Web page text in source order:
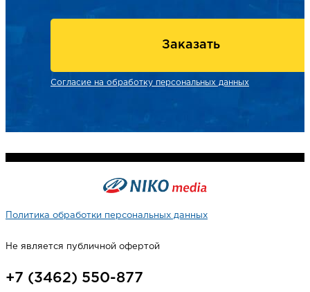
Заказать
Согласие на обработку персональных данных
Политика обработки персональных данных
Не является публичной офертой
+7 (3462) 550-877